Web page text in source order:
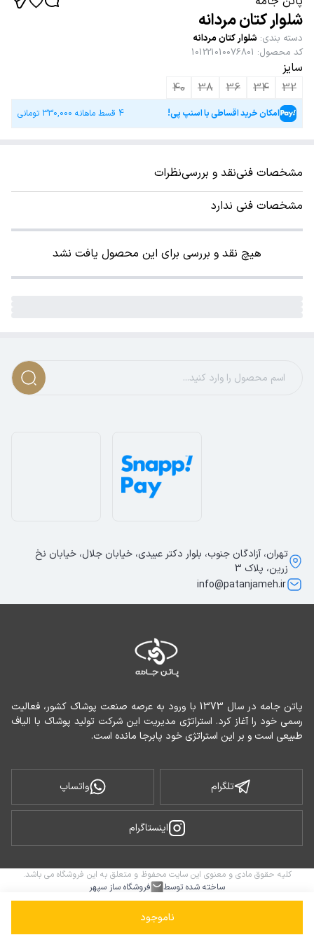
شلوار کتان مردانه
دسته بندی: شلوار کتان مردانه
کد محصول:
101221010076801
سایز
32
34
36
38
40
امکان خرید اقساطی با اسنپ پی! 4 قسط ماهانه 330,000 تومانی
ناموجود
مشخصات فنینقد و بررسینظرات
مشخصات فنی ندارد
هیچ نقد و بررسی برای این محصول یافت نشد
طبیعی است و بر این استراتژی خود پابرجا مانده است.
تلگرام واتساپ
اینستاگرام
تهران، آزادگان جنوب، بلوار دکتر عبیدی، خیابان جلال، خیابان نخ
زرین، پلاک 3
info@patanjameh.ir
کلیه حقوق مادی و معنوی این سایت محفوظ و متعلق به این فروشگاه می باشد.
ساخته شده توسط
فروشگاه ساز سپهر